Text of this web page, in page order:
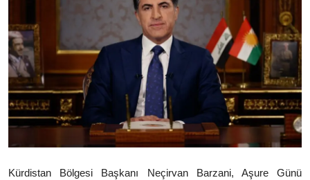
İletişim
Türkçe Kurdi
Kürdistan Bölgesi Başkanı Neçirvan Barzani, Aşure Günü